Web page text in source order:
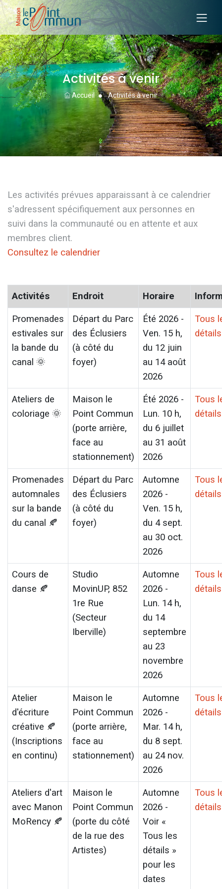
Activités à venir
Accueil Activités à venir
Les activités prévues apparaissant à ce calendrier
s'adressent spécifiquement aux personnes en
suivi dans la communauté ou en attente et aux
membres client.
Consultez le calendrier
Activités Endroit Horaire
Promenades
estivales sur
la bande du
canal 🌞
Départ du Parc
des Éclusiers
(à côté du
foyer)
Été 2026 -
Ven. 15 h,
du 12 juin
au 14 août
2026
Tous
détails
Ateliers de
coloriage 🌞
Maison le
Point Commun
(porte arrière,
face au
stationnement)
Été 2026 -
Lun. 10 h,
du 6 juillet
au 31 août
2026
Tous
détails
Promenades
automnales
sur la bande
du canal 🍂
Départ du Parc
des Éclusiers
(à côté du
foyer)
Automne
2026 -
Ven. 15 h,
du 4 sept.
au 30 oct.
2026
Tous
détails
Cours de
danse 🍂
Studio
MovinUP, 852
1re Rue
(Secteur
Iberville)
Automne
2026 -
Lun. 14 h,
du 14
septembre
au 23
novembre
2026
Tous
détails
Atelier
d'écriture
créative 🍂
(Inscriptions
en continu)
Maison le
Point Commun
(porte arrière,
face au
stationnement)
Automne
2026 -
Mar. 14 h,
du 8 sept.
au 24 nov.
2026
Tous
détails
Ateliers d'art
avec Manon
MoRency 🍂
Maison le
Point Commun
(porte du côté
de la rue des
Artistes)
Automne
2026 -
Voir «
Tous les
détails »
pour les
dates
Tous
détails